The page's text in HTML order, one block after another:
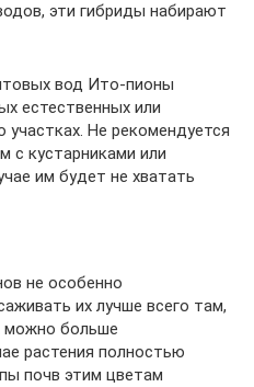
эти гибриды набирают
вод Ито-пионы
естественных или
участках. Не рекомендуется
с кустарниками или
им будет не хватать
не особенно
их лучше всего там,
можно больше
растения полностью
почв этим цветам